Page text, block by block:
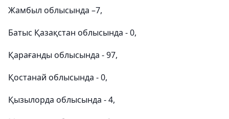
Жамбыл облысында –7,
Батыс Қазақстан облысында - 0,
Қарағанды облысында - 97,
Қостанай облысында - 0,
Қызылорда облысында - 4,